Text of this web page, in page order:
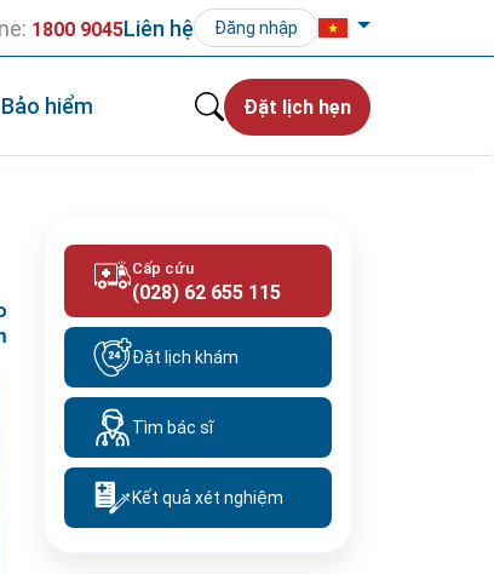
1800 9045Liên hệ Đăng nhập
Bảo hiểm Đặt lịch hẹn
Cấp cứu
(028) 62 655 115
Đặt lịch khám
Tìm bác sĩ
Kết quả xét nghiệm